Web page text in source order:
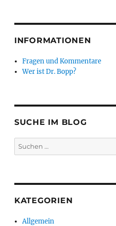
INFORMATIONEN
Fragen und Kommentare
Wer ist Dr. Bopp?
SUCHE IM BLOG
Suchen
nach:
KATEGORIEN
Allgemein